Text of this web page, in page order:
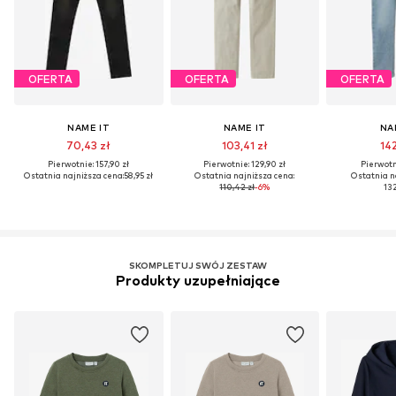
OFERTA
NAME IT
70,43 zł
Pierwotnie: 157,90 zł
Ostatnia najniższa cena:58,95 zł
OFERTA
NAME IT
103,41 zł
Pierwotnie: 129,90 zł
Ostatnia najniższa cena:
110,42 zł-6%
OFERTA
Ostatnia
SKOMPLETUJ SWÓJ ZESTAW
Produkty uzupełniające